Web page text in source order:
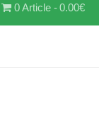
0 Article 0.00€